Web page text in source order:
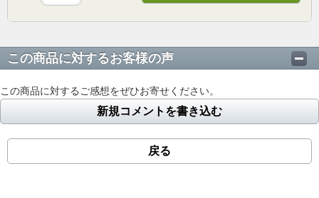
この商品に対するお客様の声
この商品に対するご感想をぜひお寄せください。
新規コメントを書き込む
戻る